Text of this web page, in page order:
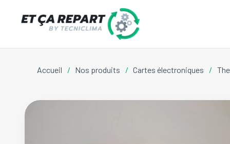
Accueil / Nos produits / Cartes électroniques /